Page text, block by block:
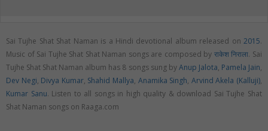
Sai Tujhe Shat Shat Naman is a Hindi devotional album released on 2015.
Music of Sai Tujhe Shat Shat Naman songs are composed by राकेश निराला. Sai
Tujhe Shat Shat Naman album has 8 songs sung byAnup Jalota, Pamela Jain,
Dev Negi, Divya Kumar, Shahid Mallya, Anamika Singh, Arvind Akela (Kalluji),
Kumar Sanu. Listen to all songs in high quality & download Sai Tujhe Shat
Shat Naman songs on Raaga.com